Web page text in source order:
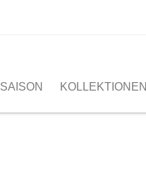
SAISON KOLLEKTIONEN